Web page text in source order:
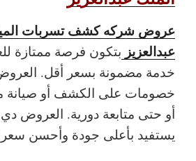
عروض شركه كشف تسربات
عبدالعزيز بتكون فرصة ممتازة
خدمة مضمونة بسعر أقل.
خصومات على الكشف أو صيانة
أو حتى متابعة دورية. العروض
يستفيد بأعلى جودة وأحسن